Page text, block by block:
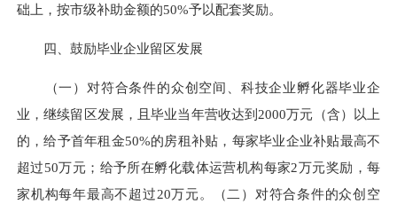
础上，按市级补助金额的50%予以配套奖励。
四、鼓励毕业企业留区发展
（一）对符合条件的众创空间、科技企业孵化器毕业企
业，继续留区发展，且毕业当年营收达到2000万元（含）以上
的，给予首年租金50%的房租补贴，每家毕业企业补贴最高不
超过50万元；给予所在孵化载体运营机构每家2万元奖励，每
家机构每年最高不超过20万元。（二）对符合条件的众创空